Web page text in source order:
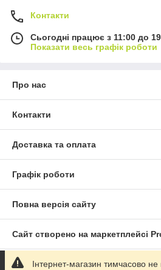
Контакти
Сьогодні працює з 11:00 до
Показати весь графік роботи
Про нас
Контакти
Доставка та оплата
Графік роботи
Повна версія сайту
Сайт створено на маркетплейсі
Політика конфіденційності
Інтернет-магазин тимчасово